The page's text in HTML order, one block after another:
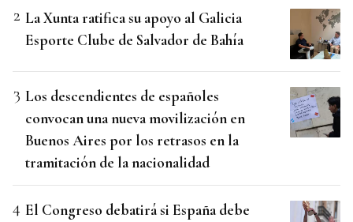
La Xunta ratifica su apoyo al Galicia
Esporte Clube de Salvador de Bahía
Los descendientes de españoles
convocan una nueva movilización en
Buenos Aires por los retrasos en la
tramitación de la nacionalidad
El Congreso debatirá si España debe